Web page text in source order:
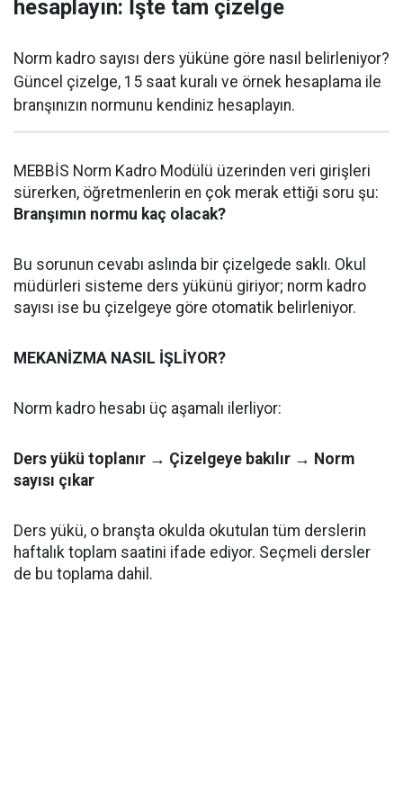
hesaplayın: İşte tam çizelge
Norm kadro sayısı ders yüküne göre nasıl belirleniyor?
Güncel çizelge, 15 saat kuralı ve örnek hesaplama ile
branşınızın normunu kendiniz hesaplayın.
MEBBİS Norm Kadro Modülü üzerinden veri girişleri
sürerken, öğretmenlerin en çok merak ettiği soru şu:
Branşımın normu kaç olacak?
Bu sorunun cevabı aslında bir çizelgede saklı. Okul
müdürleri sisteme ders yükünü giriyor; norm kadro
sayısı ise bu çizelgeye göre otomatik belirleniyor.
MEKANİZMA NASIL İŞLİYOR?
Norm kadro hesabı üç aşamalı ilerliyor:
Ders yükü toplanır → Çizelgeye bakılır → Norm
sayısı çıkar
Ders yükü, o branşta okulda okutulan tüm derslerin
haftalık toplam saatini ifade ediyor. Seçmeli dersler
de bu toplama dahil.